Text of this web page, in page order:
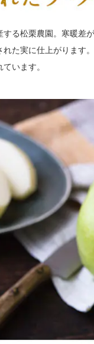
る松栗農園。寒暖差
た実に仕上がります
います。